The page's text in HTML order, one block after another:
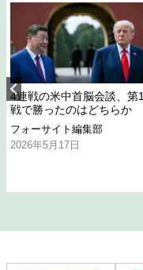
4連戦の米中首脳会談、第1
戦で勝ったのはどちらか
フォーサイト編集部
2026年5月17日